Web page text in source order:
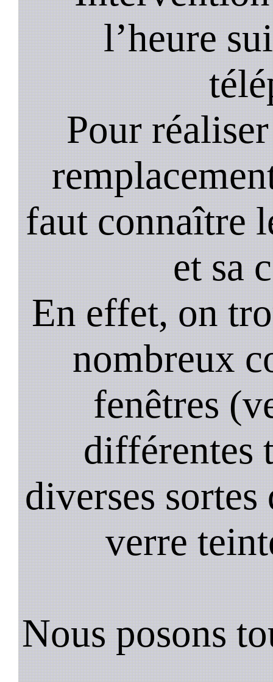
l’heure
Pour
faut connaître
et sa
En effet, on
nombreux
fenêtres
différentes
diverses
verre
Nous posons